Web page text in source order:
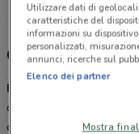
Gli sconti del
Eurospin
organizzata. Presente in
come uno dei migliori
Utilizzare dati di
caratteristiche del
informazioni su
personalizzati,
annunci, ricerche sul
Elenco dei partner
Mostra